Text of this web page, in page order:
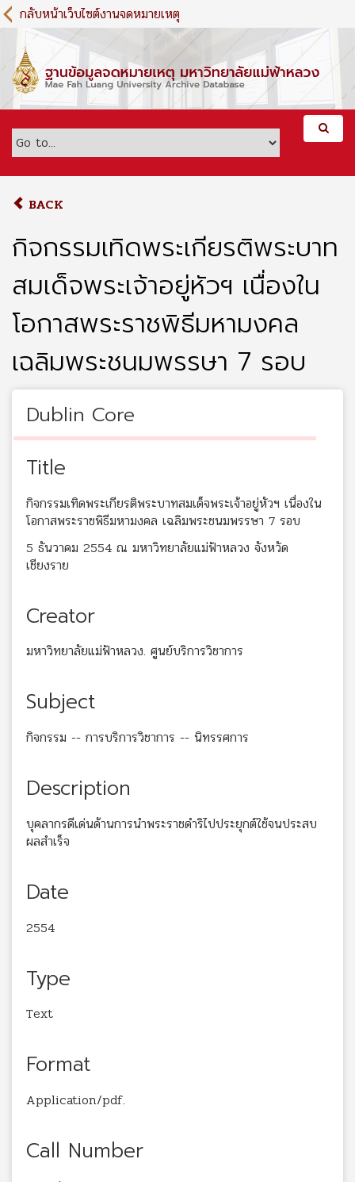
S
k
m
c
กลับหน้าเว็บไซต์งานจดหมายเหตุ
BACK
กิจกรรมเทิดพระเกียรติพระบาท
สมเด็จพระเจ้าอยู่หัวฯ เนื่องใน
โอกาสพระราชพิธีมหามงคล
เฉลิมพระชนมพรรษา 7 รอบ
Dublin Core
Title
กิจกรรมเทิดพระเกียรติพระบาทสมเด็จพระเจ้าอยู่หัวฯ เนื่องใน
โอกาสพระราชพิธีมหามงคล เฉลิมพระชนมพรรษา 7 รอบ
5 ธันวาคม 2554 ณ มหาวิทยาลัยแม่ฟ้าหลวง จังหวัด
เชียงราย
Creator
มหาวิทยาลัยแม่ฟ้าหลวง. ศูนย์บริการวิชาการ
Subject
กิจกรรม -- การบริการวิชาการ -- นิทรรศการ
Description
บุคลากรดีเด่นด้านการนำพระราชดำริไปประยุกต์ใช้จนประสบ
ผลสำเร็จ
Date
2554
Type
Text
Format
Application/pdf.
Call Number